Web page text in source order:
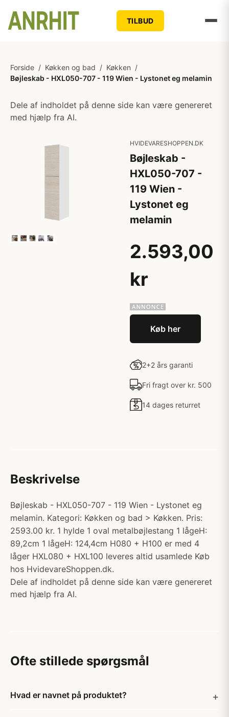
TILBUD
Forside / Køkken og bad / Køkken /
Bøjleskab - HXL050-707 - 119 Wien - Lystonet eg melamin
Dele af indholdet på denne side kan være genereret
med hjælp fra AI.
HVIDEVARESHOPPEN.DK
Bøjleskab -
HXL050-707 -
119 Wien -
Lystonet eg
melamin
2.593,00
kr
Køb her
2+2 års garanti
Fri fragt over kr. 500
14 dages returret
Beskrivelse
Bøjleskab - HXL050-707 - 119 Wien - Lystonet eg
melamin. Kategori: Køkken og bad > Køkken. Pris:
2593.00 kr. 1 hylde 1 oval metalbøjlestang 1 lågeH:
89,2cm 1 lågeH: 124,4cm H080 + H100 er med 4
låger HXL080 + HXL100 leveres altid usamlede Køb
hos HvidevareShoppen.dk.
Dele af indholdet på denne side kan være genereret
med hjælp fra AI.
Ofte stillede spørgsmål
Hvad er navnet på produktet?